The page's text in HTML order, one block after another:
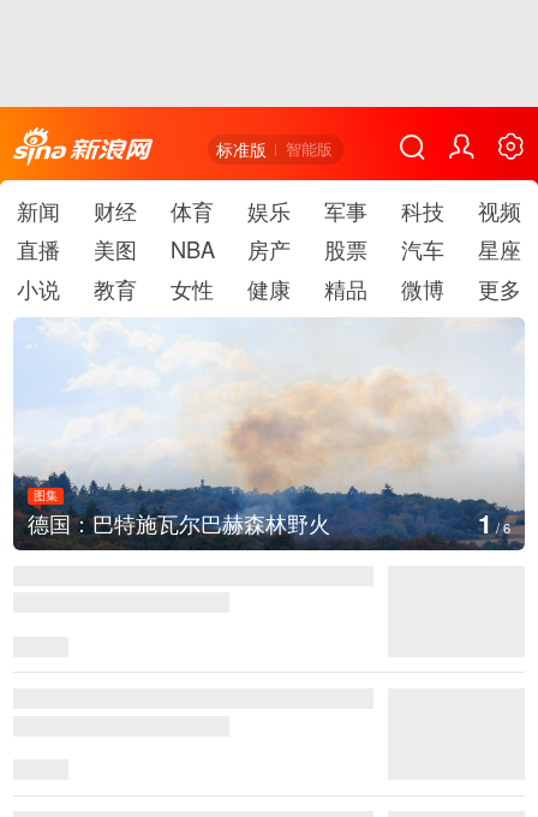
标准版 智能版
新闻 财经 体育 娱乐 军事 科技
视频
直播
美图 NBA 房产 股票 汽车
星座
小说
教育 女性 健康 精品 微博 更多
图集
德国：巴特施瓦尔巴赫森林野火 1/6